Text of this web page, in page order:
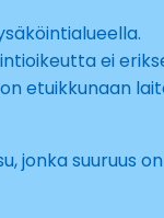
ei
etuikkunaan
jonka suuruus on